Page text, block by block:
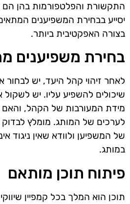
התקשורת והפלטפורמות בהן הם
יסייע בבחירת המשפיענים
בצורה האפקטיבית ביותר.
בחירת משפיענים
לאחר זיהוי קהל היעד, יש לבחור
שיכולים להשפיע עליו. יש
מידת המעורבות של הקהל, והאם
לערכים של המותג. מומלץ לבדוק
של המשפיען ולוודא שאין ניגוד
במותג.
פיתוח תוכן מותאם
תוכן הוא המלך בכל קמפיין